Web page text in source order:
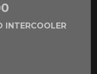
INTERCOOLER